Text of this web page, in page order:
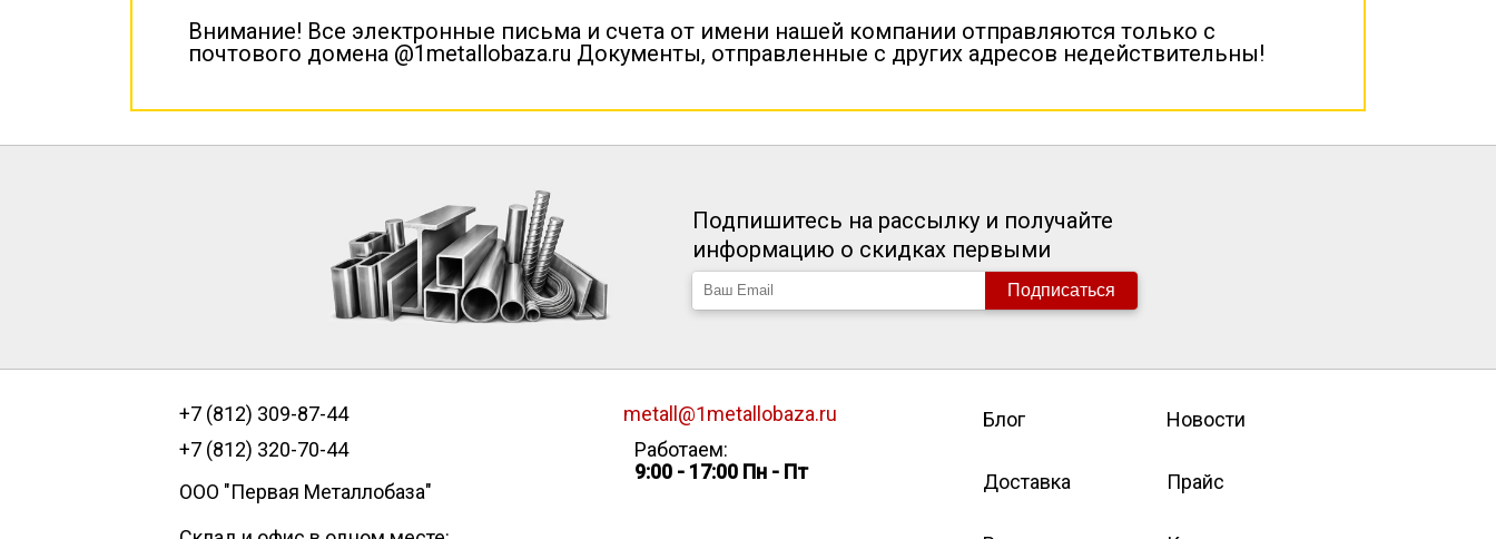
Внимание! Все электронные письма и счета от имени нашей компании отправляются только с
почтового домена @1metallobaza.ru Документы, отправленные с других адресов недействительны!
Подпишитесь на рассылку и получайте
информацию о скидках первыми
Подписаться
+7 (812) 309-87-44
+7 (812) 320-70-44
ООО "Первая Металлобаза"
metall@1metallobaza.ru
Работаем:
9:00 - 17:00 Пн - Пт
Блог Новости
Доставка Прайс